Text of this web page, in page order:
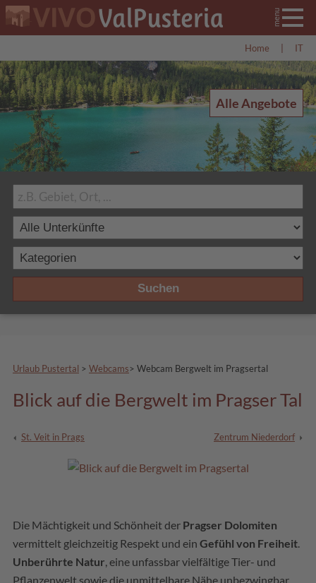
Home IT
Suchen
Alle Angebote
Urlaub Pustertal > Webcams> Webcam Bergwelt im Pragsertal
Blick auf die Bergwelt im Pragser Tal
St. Veit in Prags Zentrum Niederdorf
Die Mächtigkeit und Schönheit der Pragser Dolomiten
vermittelt gleichzeitig Respekt und ein Gefühl von Freiheit
Unberührte Natur , eine unfassbar vielfältige Tier- und
Pflanzenwelt sowie die unmittelbare Nähe unbezwingbar